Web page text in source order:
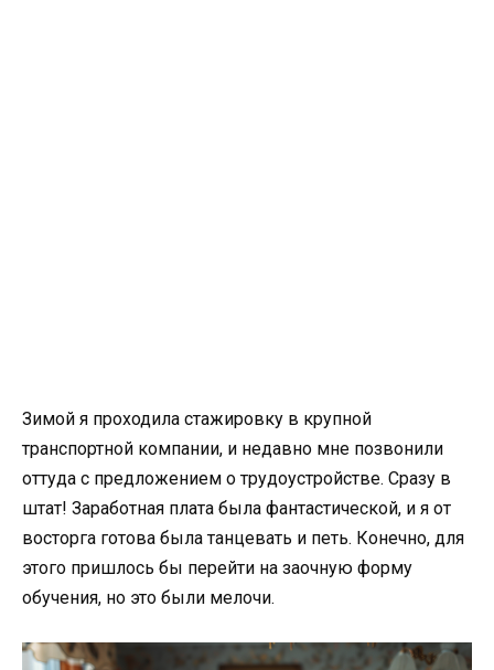
Зимой я проходила стажировку в крупной
транспортной компании, и недавно мне позвонили
оттуда с предложением о трудоустройстве. Сразу в
штат! Заработная плата была фантастической, и я от
восторга готова была танцевать и петь. Конечно, для
этого пришлось бы перейти на заочную форму
обучения, но это были мелочи.